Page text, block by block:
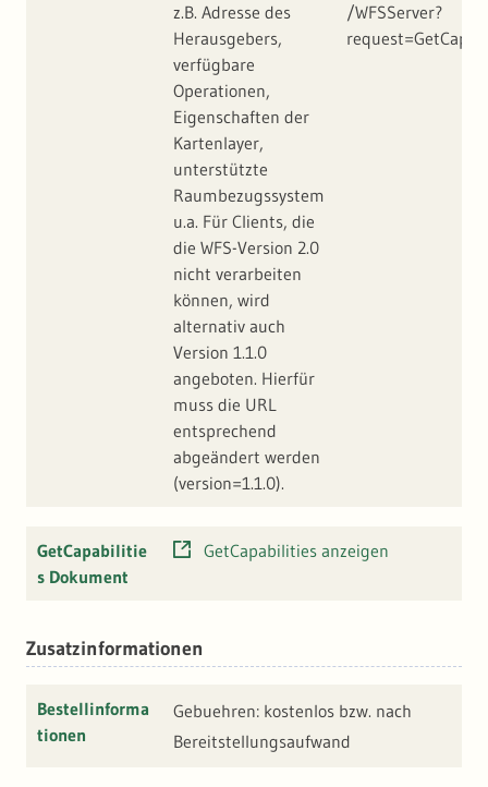
z.B. Adresse des
Herausgebers,
verfügbare
Operationen,
Eigenschaften der
Kartenlayer,
unterstützte
Raumbezugssystem
u.a. Für Clients, die
die WFS-Version 2.0
nicht verarbeiten
können, wird
alternativ auch
Version 1.1.0
angeboten. Hierfür
muss die URL
entsprechend
abgeändert werden
(version=1.1.0).
/WFSServer?
GetCapabilitie
s Dokument
GetCapabilities anzeigen
Zusatzinformationen
Bestellinforma
tionen
Gebuehren: kostenlos bzw. nach
Bereitstellungsaufwand